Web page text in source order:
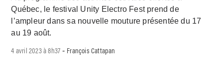
Québec, le festival Unity Electro Fest prend de
l’ampleur dans sa nouvelle mouture présentée du 17
au 19 août.
4 avril 2023 à 8h37 - François Cattapan